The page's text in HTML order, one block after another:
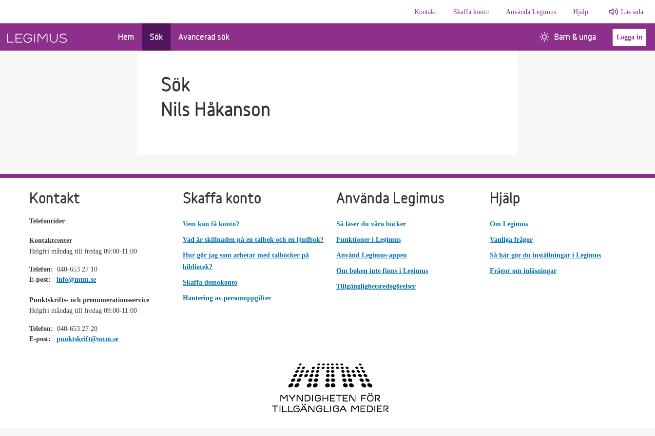
Kontakt
Skaffa konto Använda Legimus Hjälp Läs sida
Hem Sök Avancerad sök Barn & unga Logga in
Sök
Nils Håkanson
Kontakt
Telefontider
Kontaktcenter
Helgfri måndag till fredag 09:00-11:00
Telefon: 040-653 27 10
E-post:
info@mtm.se
Punktskrifts- och prenumerationsservice
Helgfri måndag till fredag 09:00-11:00
Telefon: 040-653 27 20
E-post:
punktskrift@mtm.se
Skaffa konto
Vem kan få konto?
Vad är skillnaden på en talbok och en ljudbok?
Hur gör jag som arbetar med talböcker på
bibliotek?
Skaffa demokonto
Hantering av personuppgifter
Använda Legimus
Så läser du våra böcker
Funktioner i Legimus
Använd Legimus-appen
Om boken inte finns i Legimus
Tillgänglighetsredogörelser
Hjälp
Om Legimus
Vanliga frågor
Så här gör du inställningar i Legimus
Frågor om inläsningar